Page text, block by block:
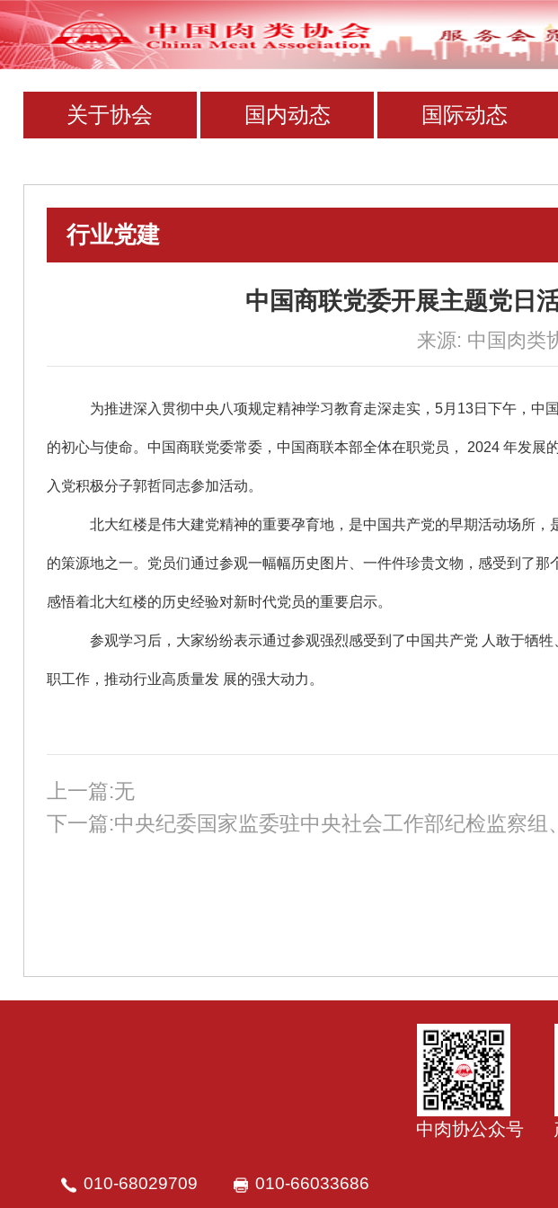
关于协会 国内动态 国际动态
行业党建
中国商联党委开展主题党日
来源: 中国肉
为推进深入贯彻中央八项规定精神学习教育走深走实，5月13日下午，中
的初心与使命。中国商联党委常委，中国商联本部全体在职党员， 2024 年发
入党积极分子郭哲同志参加活动。
北大红楼是伟大建党精神的重要孕育地，是中国共产党的早期活动场所
的策源地之一。党员们通过参观一幅幅历史图片、一件件珍贵文物，感受到了
感悟着北大红楼的历史经验对新时代党员的重要启示。
参观学习后，大家纷纷表示通过参观强烈感受到了中国共产党 人敢于牺
职工作，推动行业高质量发 展的强大动力。
上一篇:无
中肉协公众号
010-68029709 010-66033686